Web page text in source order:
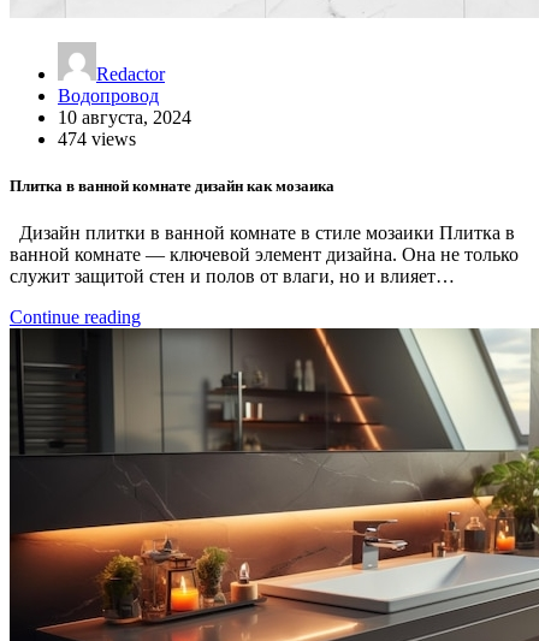
Redactor
Водопровод
10 августа, 2024
474 views
Плитка в ванной комнате дизайн как мозаика
Дизайн плитки в ванной комнате в стиле мозаики Плитка в
ванной комнате — ключевой элемент дизайна. Она не только
служит защитой стен и полов от влаги, но и влияет…
Continue reading